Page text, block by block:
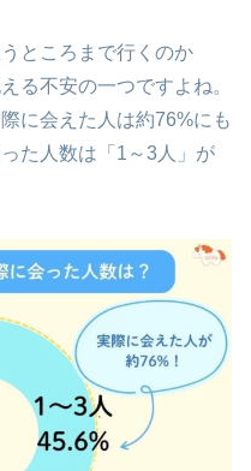
ところまで行くのか
る不安の一つですよね。
に会えた人は約76%にも
た人数は「1～3人」が